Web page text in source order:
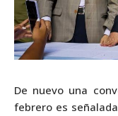
De nuevo una
febrero es